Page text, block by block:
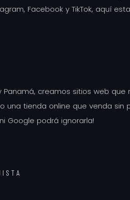
Facebook y TikTok, aquí
creamos sitios web
tienda online que venda
Google podrá ignorarla!